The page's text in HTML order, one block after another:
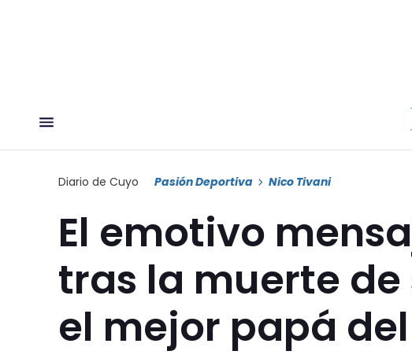
Diario de Cuyo Pasión Deportiva Nico Tivani
El emotivo
tras la muerte de
el mejor papá